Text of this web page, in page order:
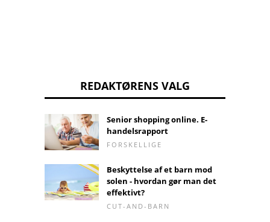
REDAKTØRENS VALG
Senior shopping online. E-
handelsrapport
FORSKELLIGE
Beskyttelse af et barn mod
solen - hvordan gør man det
effektivt?
CUT-AND-BARN